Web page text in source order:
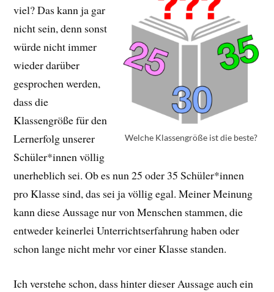
Welche Klassengröße ist die beste?
viel? Das kann ja gar
nicht sein, denn sonst
würde nicht immer
wieder darüber
gesprochen werden,
dass die
Klassengröße für den
Lernerfolg unserer
Schüler*innen völlig
unerheblich sei. Ob es nun 25 oder 35 Schüler*innen
pro Klasse sind, das sei ja völlig egal. Meiner Meinung
kann diese Aussage nur von Menschen stammen, die
entweder keinerlei Unterrichtserfahrung haben oder
schon lange nicht mehr vor einer Klasse standen.
Ich verstehe schon, dass hinter dieser Aussage auch ein